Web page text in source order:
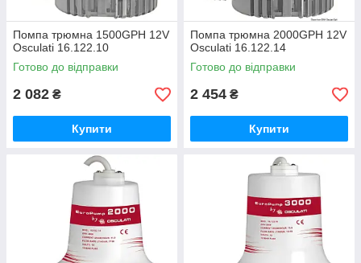
Помпа трюмна 1500GPH 12V
Osculati 16.122.10
Готово до відправки
2 082 ₴
Купити
Помпа трюмна 2000GPH 12V
Osculati 16.122.14
Готово до відправки
2 454 ₴
Купити